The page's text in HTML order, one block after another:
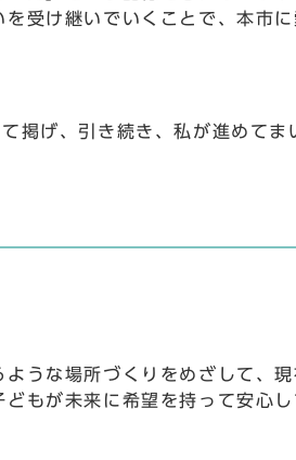
受け継いでいくことで、本市
げ、引き続き、私が進めてま
うな場所づくりをめざして、
もが未来に希望を持って安心